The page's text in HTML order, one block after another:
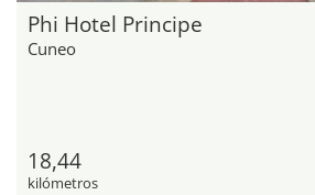
Phi Hotel Principe
Cuneo
18,44
kilómetros